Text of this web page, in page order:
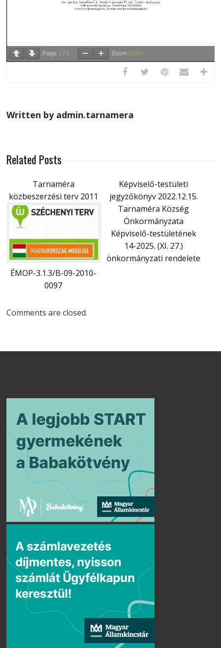
Page 1 / 6 Zoom 100%
Written by admin.tarnamera
Related Posts
Tarnaméra
közbeszerzési terv 2011
Képviselő-testületi
jegyzőkönyv 2022.12.15.
ÉMOP-3.1.3/B-09-2010-
0097
Tarnaméra Község
Önkormányzata
Képviselő-testületének
14-2025. (XI. 27.)
önkormányzati rendelete
Comments are closed.